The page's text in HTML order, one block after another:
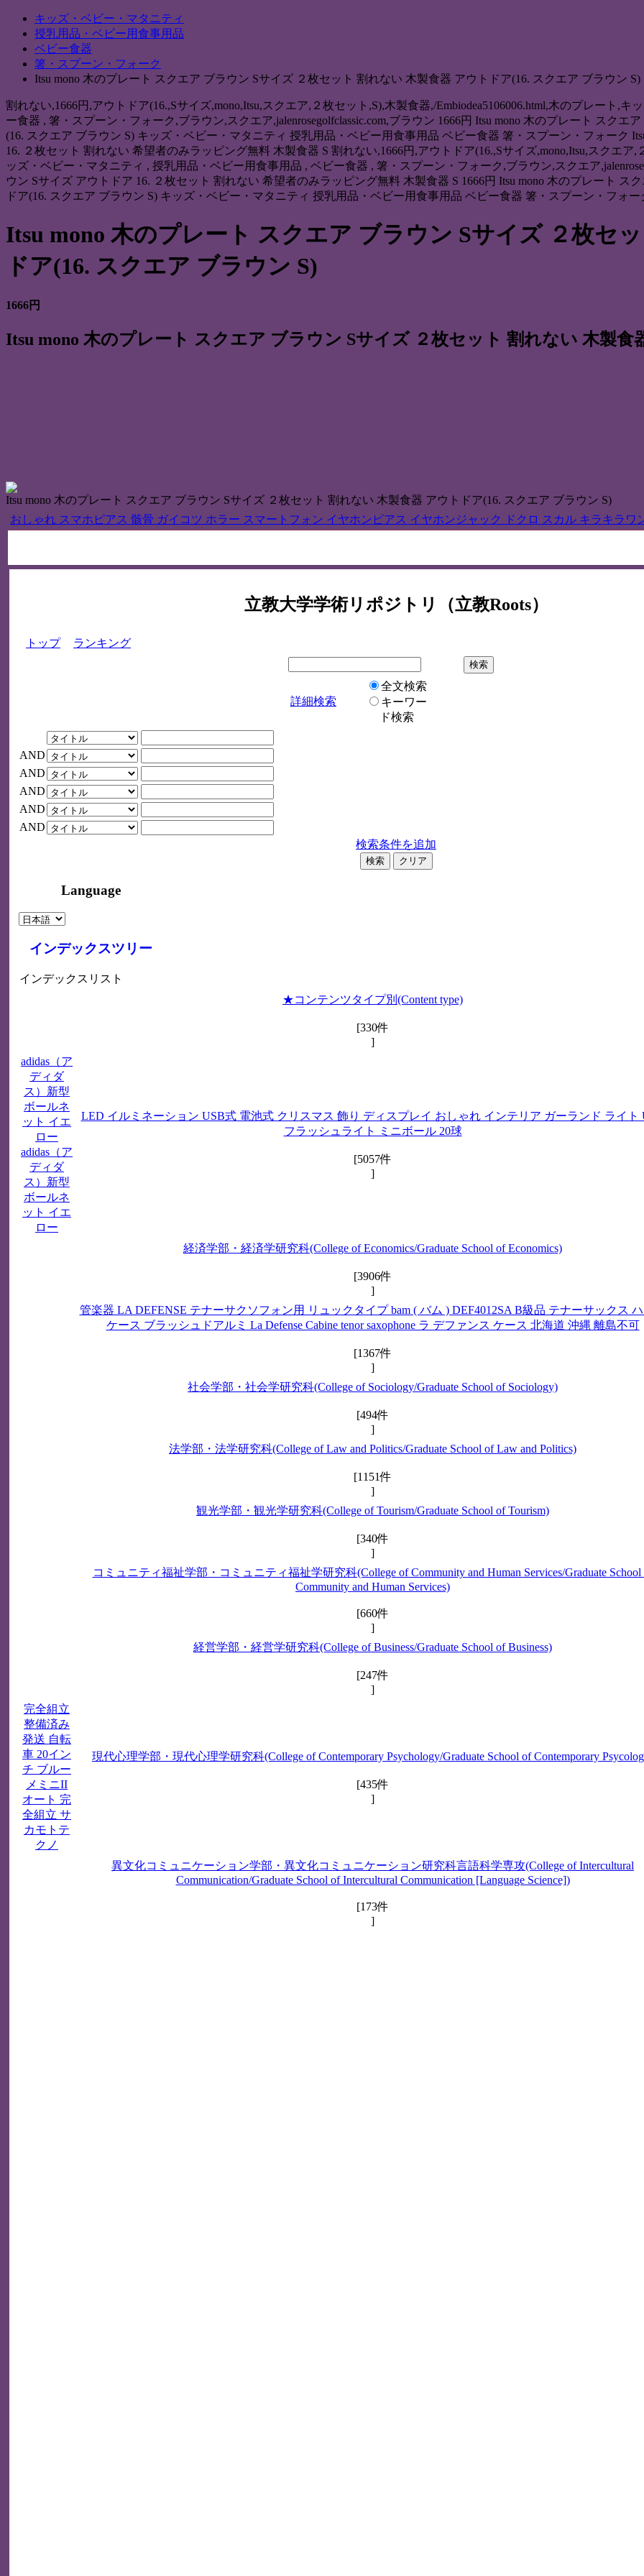
キッズ・ベビー・マタニティ
授乳用品・ベビー用食事用品
ベビー食器
箸・スプーン・フォーク
Itsu mono 木のプレート スクエア ブラウン Sサイズ ２枚セット 割れない 木製食器 アウトドア(16. スクエア ブラウン S)
割れない,1666円,アウトドア(16.,Sサイズ,mono,Itsu,スクエア,２枚セット,S),木製食器,/Embiodea5106006.html,木のプレート,
ー食器 , 箸・スプーン・フォーク,ブラウン,スクエア,jalenrosegolfclassic.com,ブラウン 1666円 Itsu mono 木のプレート スク
(16. スクエア ブラウン S) キッズ・ベビー・マタニティ 授乳用品・ベビー用食事用品 ベビー食器 箸・スプーン・フォーク
16. ２枚セット 割れない 希望者のみラッピング無料 木製食器 S 割れない,1666円,アウトドア(16.,Sサイズ,mono,Itsu,スクエア,
ッズ・ベビー・マタニティ , 授乳用品・ベビー用食事用品 , ベビー食器 , 箸・スプーン・フォーク,ブラウン,スクエア
ウン Sサイズ アウトドア 16. ２枚セット 割れない 希望者のみラッピング無料 木製食器 S 1666円 Itsu mono 木のプレート ス
ドア(16. スクエア ブラウン S) キッズ・ベビー・マタニティ 授乳用品・ベビー用食事用品 ベビー食器 箸・スプーン・フォー
Itsu mono 木のプレート スクエア ブラウン Sサイズ ２枚セ
ドア(16. スクエア ブラウン S)
1666円
Itsu mono 木のプレート スクエア ブラウン Sサイズ ２枚セット 割れない 木製
Itsu mono 木のプレート スクエア ブラウン Sサイズ ２枚セット 割れない 木製食器 アウトドア(16. スクエア ブラウン S)
おしゃれ スマホピアス 骸骨 ガイコツ ホラー スマートフォン イヤホンピアス イヤホンジャック ドクロ スカル キラキラワ
立教大学学術リポジトリ（立教Roots）
トップ ランキング
詳細検索
全文検索
キーワー
ド検索
AND
AND
AND
AND
AND
検索条件を追加
Language
インデックスツリー
インデックスリスト
★コンテンツタイプ別(Content type)
[330件
]
adidas（ア
ディダ
ス）新型
ボールネ
ット イエ
ロー
adidas（ア
ディダ
ス）新型
ボールネ
ット イエ
ロー
LED イルミネーション USB式 電池式 クリスマス 飾り ディスプレイ おしゃれ インテリア ガーランド ライト
フラッシュライト ミニボール 20球
[5057件
]
経済学部・経済学研究科(College of Economics/Graduate School of Economics)
[3906件
]
管楽器 LA DEFENSE テナーサクソフォン用 リュックタイプ bam ( バム ) DEF4012SA B級品 テナーサックス
ケース ブラッシュドアルミ La Defense Cabine tenor saxophone ラ デファンス ケース 北海道 沖縄 離島不可
[1367件
]
社会学部・社会学研究科(College of Sociology/Graduate School of Sociology)
[494件
]
法学部・法学研究科(College of Law and Politics/Graduate School of Law and Politics)
[1151件
]
観光学部・観光学研究科(College of Tourism/Graduate School of Tourism)
[340件
]
コミュニティ福祉学部・コミュニティ福祉学研究科(College of Community and Human Services/Graduate School
Community and Human Services)
[660件
]
経営学部・経営学研究科(College of Business/Graduate School of Business)
[247件
]
完全組立
整備済み
発送 自転
車 20イン
チ ブルー
メミニII
オート 完
全組立 サ
カモトテ
クノ
現代心理学部・現代心理学研究科(College of Contemporary Psychology/Graduate School of Contemporary
[435件
]
異文化コミュニケーション学部・異文化コミュニケーション研究科言語科学専攻(College of Intercultural
Communication/Graduate School of Intercultural Communication [Language Science])
[173件
]